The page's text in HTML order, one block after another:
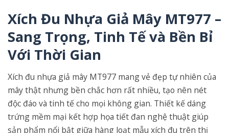
Xích Đu Nhựa Giả Mây MT977 –
Sang Trọng, Tinh Tế và Bền Bỉ
Với Thời Gian
Xích đu nhựa giả mây MT977 mang vẻ đẹp tự nhiên của
mây thật nhưng bền chắc hơn rất nhiều, tạo nên nét
độc đáo và tinh tế cho mọi không gian. Thiết kế dáng
trứng mềm mại kết hợp họa tiết đan nghệ thuật giúp
sản phẩm nổi bật giữa hàng loạt mẫu xích đu trên thị